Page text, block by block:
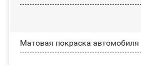
Матовая покраска автомобиля